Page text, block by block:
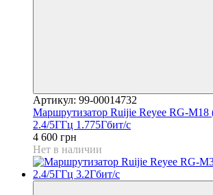
Артикул: 99-00014732
Маршрутизатор Ruijie Reyee RG-M18
2.4/5ГГц 1.775Гбит/с
4 600 грн
Нет в наличии